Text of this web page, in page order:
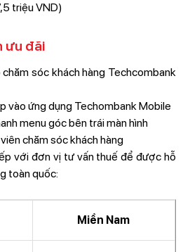
triệu VND)
ưu đãi
chăm sóc khách hàng Techcombank
vào ứng dụng Techombank Mobile
menu góc bên trái màn hình
chăm sóc khách hàng
với đơn vị tư vấn thuế để được hỗ
toàn quốc:
Miền Nam